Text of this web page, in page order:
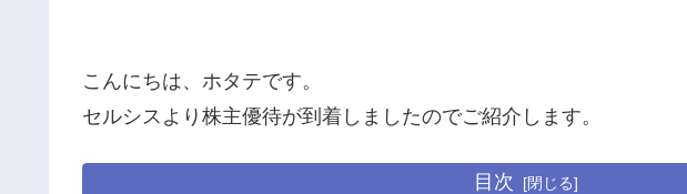
こんにちは、ホタテです。
セルシスより株主優待が到着しましたのでご紹介します。
目次